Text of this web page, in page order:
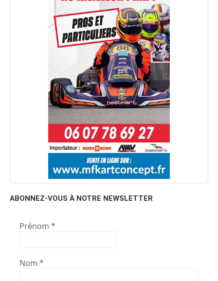
ABONNEZ-VOUS À NOTRE NEWSLETTER
Prénom *
Nom *